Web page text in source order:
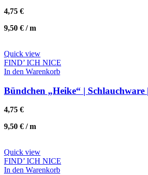
4,75 €
9,50 € /m
Quick view
FIND’ ICH NICE
In den Warenkorb
Bündchen „Heike“ | Schlauchware
4,75 €
9,50 € /m
Quick view
FIND’ ICH NICE
In den Warenkorb